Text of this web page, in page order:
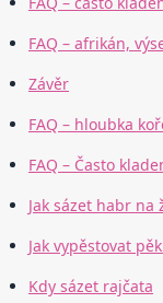
FAQ – afrikán,
Závěr
FAQ – hloubka
FAQ – Často
Jak sázet habr na
Jak vypěstovat
Kdy sázet rajčata